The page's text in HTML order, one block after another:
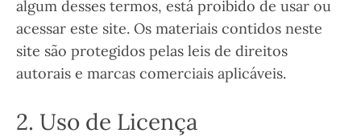
algum desses termos, está proibido de usar ou
acessar este site. Os materiais contidos neste
site são protegidos pelas leis de direitos
autorais e marcas comerciais aplicáveis.
2. Uso de Licença